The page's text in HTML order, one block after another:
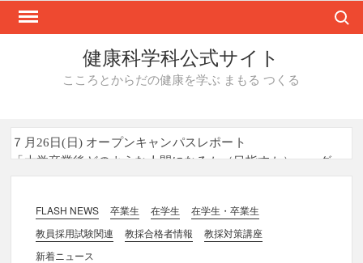
Skip
健康科学科公式サイト
こころとからだの健康を学ぶ まもる つくる
７月26日(日) オープンキャンパスレポート
「大学卒業後どのような人間になるか（目指すか）」～グ
ループワークを通して～
が、Journal of Translational Medicine （2026年7月27日）に
掲載されました
「環境衛生実習」の授業で株式会社メイワパックスの工場
見学を実施しました！
FLASH NEWS 卒業生 在学生
在学生・卒業生
教員採用試験関連
教採合格者情報
教採対策講座
新着ニュース